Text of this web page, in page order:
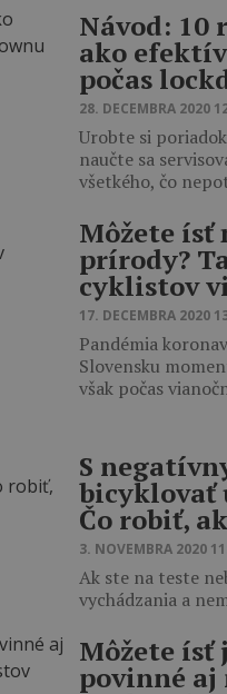
Návod: 10
ako
počas
28. DECEMBRA 2020
Urobte si
naučte sa
všetkého, čo
Môžete ísť
prírody?
cyklistov
17. DECEMBRA 2020
Pandémia
Slovensku
však počas
S
bicyklovať
Čo robiť,
3. NOVEMBRA 2020
Ak ste na teste
vychádzania a
Môžete ísť
povinné